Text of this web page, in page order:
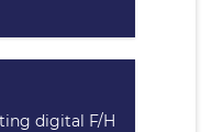
digital F/H